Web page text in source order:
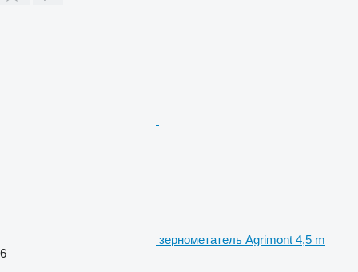
зернометатель Agrimont 4,5 m
6